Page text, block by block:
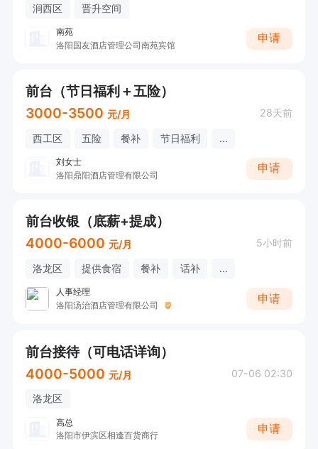
涧西区 晋升空间
南苑
洛阳国友酒店管理公司南苑宾馆
申请
前台（节日福利＋五险）
3000-3500 元/月 28天前
西工区 五险 餐补 节日福利 ...
刘女士
洛阳鼎阳酒店管理有限公司
申请
前台收银（底薪+提成）
4000-6000 元/月 5小时前
洛龙区 提供食宿 餐补 话补 ...
人事经理
洛阳汤治酒店管理有限公司
申请
前台接待（可电话详询）
4000-5000 元/月 07-06 02:30
洛龙区
高总
洛阳市伊滨区相逢百货商行
申请